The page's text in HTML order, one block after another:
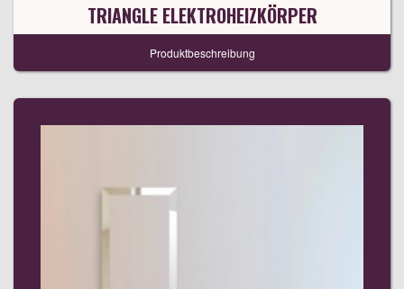
TRIANGLE ELEKTROHEIZKÖRPER
Produktbeschreibung